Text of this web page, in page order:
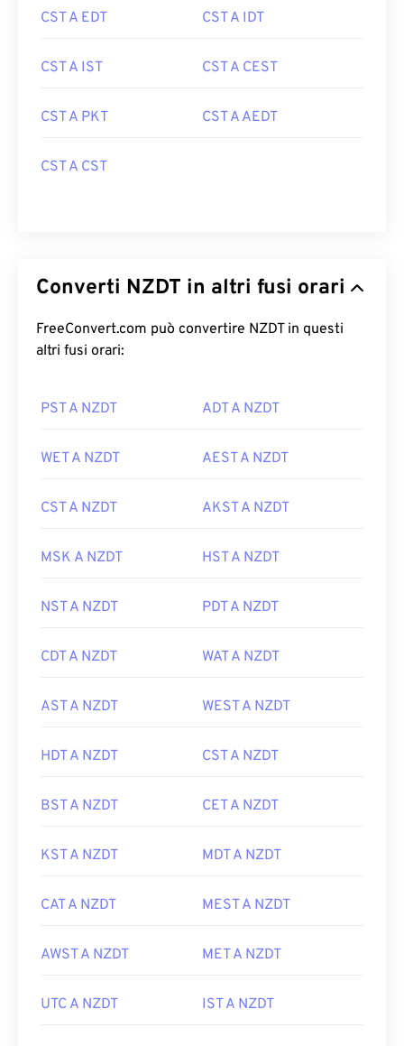
CST A EDT CST A IDT
CST A IST CST A CEST
CST A PKT CST A AEDT
CST A CST
Converti NZDT in altri fusi orari
FreeConvert.com può convertire NZDT in questi
altri fusi orari:
PST A NZDT ADT A NZDT
WET A NZDT AEST A NZDT
CST A NZDT AKST A NZDT
MSK A NZDT HST A NZDT
NST A NZDT PDT A NZDT
CDT A NZDT WAT A NZDT
AST A NZDT WEST A NZDT
HDT A NZDT CST A NZDT
BST A NZDT CET A NZDT
KST A NZDT MDT A NZDT
CAT A NZDT MEST A NZDT
AWST A NZDT MET A NZDT
UTC A NZDT IST A NZDT